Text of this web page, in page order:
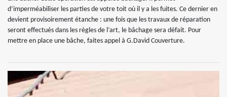
d’imperméabiliser les parties de votre toit où il y a les fuites. Ce dernier en
devient provisoirement étanche : une fois que les travaux de réparation
seront effectués dans les règles de l’art, le bâchage sera défait. Pour
mettre en place une bâche, faites appel à G.David Couverture.